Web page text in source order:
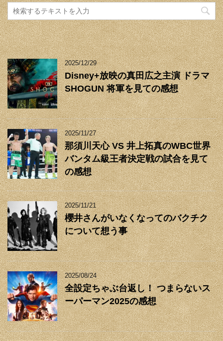
2025/12/29
Disney+放映の真田広之主演 ドラマ
SHOGUN 将軍を見ての感想
2025/11/27
那須川天心 VS 井上拓真のWBC世界
バンタム級王者決定戦の試合を見て
の感想
2025/11/21
櫻井さんがいなくなってのバクチク
について想う事
2025/08/24
全設定ちゃぶ台返し！ つまらないス
ーパーマン2025の感想